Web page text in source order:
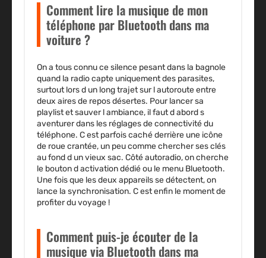
Comment lire la musique de mon
téléphone par Bluetooth dans ma
voiture ?
On a tous connu ce silence pesant dans la bagnole
quand la radio capte uniquement des parasites,
surtout lors d un long trajet sur l autoroute entre
deux aires de repos désertes. Pour lancer sa
playlist et sauver l ambiance, il faut d abord s
aventurer dans les réglages de connectivité du
téléphone. C est parfois caché derrière une icône
de roue crantée, un peu comme chercher ses clés
au fond d un vieux sac. Côté autoradio, on cherche
le bouton d activation dédié ou le menu Bluetooth.
Une fois que les deux appareils se détectent, on
lance la synchronisation. C est enfin le moment de
profiter du voyage !
Comment puis-je écouter de la
musique via Bluetooth dans ma